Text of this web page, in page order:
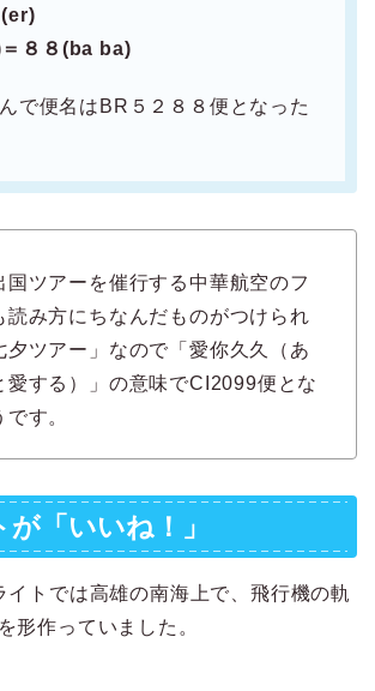
８８(ba ba)
で便名はBR５２８８便となった
国ツアーを催行する中華航空のフ
読み方にちなんだものがつけられ
夕ツアー」なので「愛你久久（あ
愛する）」の意味でCI2099便とな
す。
「いいね！」
イトでは高雄の南海上で、飛行機の軌
形作っていました。